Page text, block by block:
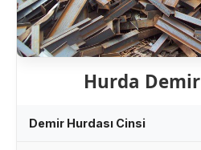
Hurda Demir
Demir Hurdası Cinsi